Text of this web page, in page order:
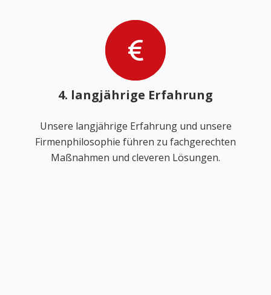
4. langjährige Erfahrung
Unsere langjährige Erfahrung und unsere
Firmenphilosophie führen zu fachgerechten
Maßnahmen und cleveren Lösungen.